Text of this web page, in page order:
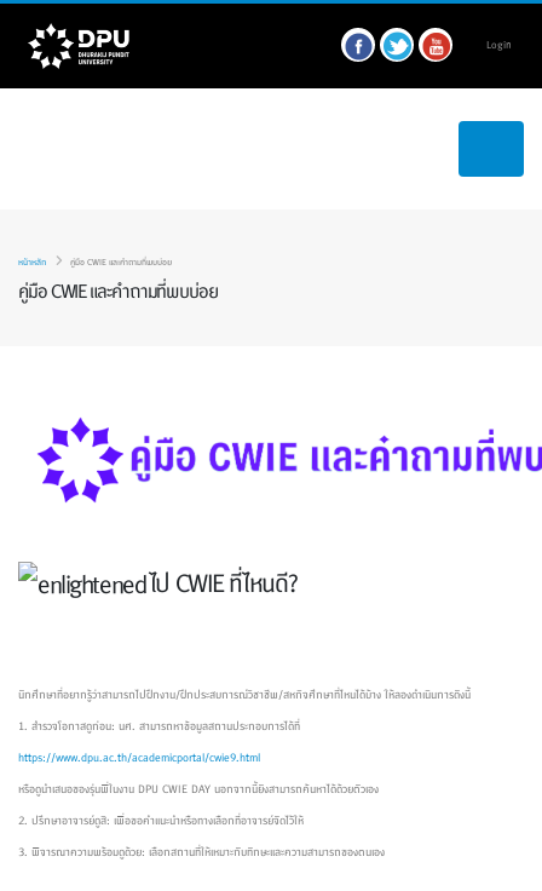
Login
คู่มือ CWIE และคำถามที่พบบ่อย
หน้าหลัก คู่มือ CWIE และคำถามที่พบบ่อย
ไป CWIE ที่ไหนดี?
นักศึกษาที่อยากรู้ว่าสามารถไปฝึกงาน/ฝึกประสบการณ์วิชาชีพ/สหกิจศึกษาที่ไหนได้บ้าง ให้ลองดำเนินการดังนี้
1. สำรวจโอกาสดูก่อน: นศ. สามารถหาข้อมูลสถานประกอบการได้ที่
https://www.dpu.ac.th/academicportal/cwie9.html
หรือดูนำเสนอของรุ่นพี่ในงาน DPU CWIE DAY นอกจากนี้ยังสามารถค้นหาได้ด้วยตัวเอง
2. ปรึกษาอาจารย์ดูสิ: เพื่อขอคำแนะนำหรือทางเลือกที่อาจารย์จัดไว้ให้
3. พิจารณาความพร้อมดูด้วย: เลือกสถานที่ให้เหมาะกับทักษะและความสามารถของตนเอง